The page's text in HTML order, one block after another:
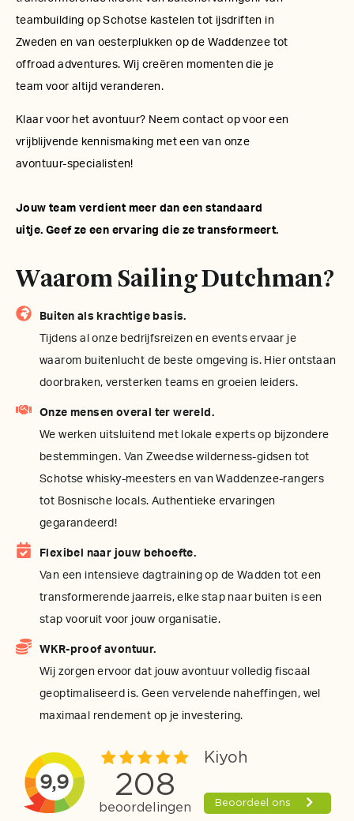
teambuilding op Schotse kastelen tot ijsdriften in
Zweden en van oesterplukken op de Waddenzee tot
offroad adventures. Wij creëren momenten die je
team voor altijd veranderen.
Klaar voor het avontuur? Neem contact op voor een
vrijblijvende kennismaking met een van onze
avontuur-specialisten!
Jouw team verdient meer dan een standaard
uitje. Geef ze een ervaring die ze transformeert.
Waarom Sailing Dutchman?
Buiten als krachtige basis.
Tijdens al onze bedrijfsreizen en events ervaar je
waarom buitenlucht de beste omgeving is. Hier ontstaan
doorbraken, versterken teams en groeien leiders.
Onze mensen overal ter wereld.
We werken uitsluitend met lokale experts op bijzondere
bestemmingen. Van Zweedse wilderness-gidsen tot
Schotse whisky-meesters en van Waddenzee-rangers
tot Bosnische locals. Authentieke ervaringen
gegarandeerd!
Flexibel naar jouw behoefte.
Van een intensieve dagtraining op de Wadden tot een
transformerende jaarreis, elke stap naar buiten is een
stap vooruit voor jouw organisatie.
WKR-proof avontuur.
Wij zorgen ervoor dat jouw avontuur volledig fiscaal
geoptimaliseerd is. Geen vervelende naheffingen, wel
maximaal rendement op je investering.